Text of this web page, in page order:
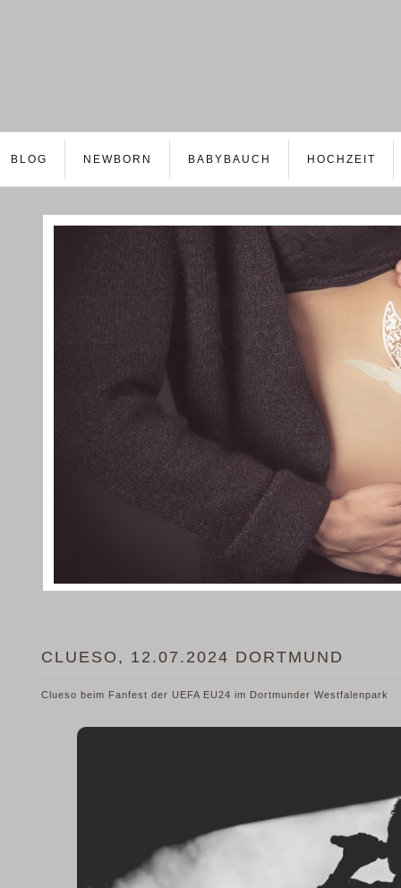
BLOG NEWBORN BABYBAUCH HOCHZEIT
CLUESO, 12.07.2024 DORTMUND
Clueso beim Fanfest der UEFA EU24 im Dortmunder Westfalenpark